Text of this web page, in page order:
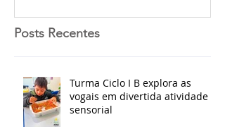
Posts Recentes
Turma Ciclo I B explora as
vogais em divertida atividade
sensorial